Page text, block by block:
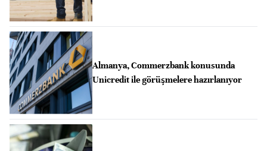
Almanya, Commerzbank konusunda
Unicredit ile görüşmelere hazırlanıyor